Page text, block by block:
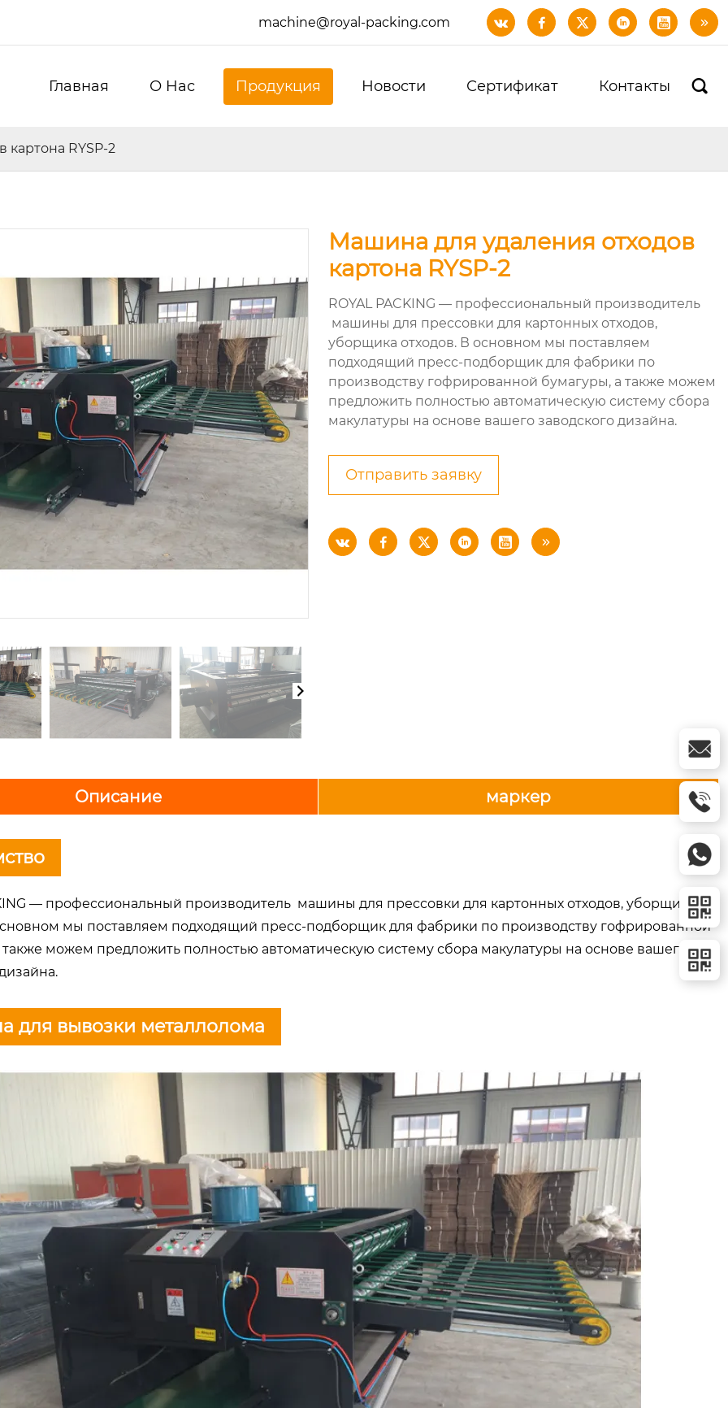
machine@royal-packing.com      
Главная О Hас Продукция Новости Сертификат Контакты 
RYSP-2
Машина для удаления отходов
картона RYSP-2
ROYAL PACKING — профессиональный производитель
машины для прессовки для картонных отходов,
уборщика отходов. В основном мы поставляем
подходящий пресс-подборщик для фабрики по
производству гофрированной бумагуры, а также можем
предложить полностью автоматическую систему сбора
макулатуры на основе вашего заводского дизайна.
Отправить заявку
     
Описание маркер
— профессиональный производитель машины для прессовки для картонных отходов, уборщика
мы поставляем подходящий пресс-подборщик для фабрики по производству гофрированной
можем предложить полностью автоматическую систему сбора макулатуры на основе вашего
для вывозки металлолома